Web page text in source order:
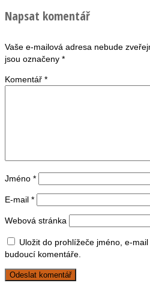
Napsat komentář
Vaše e-mailová adresa nebude
jsou označeny *
Komentář *
Jméno *
E-mail *
Webová stránka
Uložit do prohlížeče jméno, e-
budoucí komentáře.